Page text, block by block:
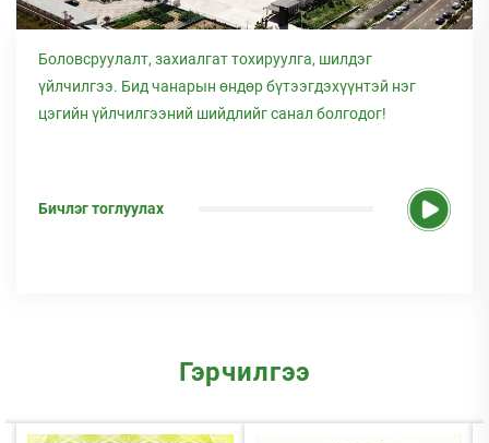
Боловсруулалт, захиалгат тохируулга, шилдэг
үйлчилгээ. Бид чанарын өндөр бүтээгдэхүүнтэй нэг
цэгийн үйлчилгээний шийдлийг санал болгодог!
Бичлэг тоглуулах
Гэрчилгээ